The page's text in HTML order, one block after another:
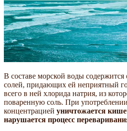
В составе морской воды
солей, придающих ей неприятный
всего в ней хлорида натрия, из
поваренную соль. При
концентрацией уничтожается
нарушается процесс